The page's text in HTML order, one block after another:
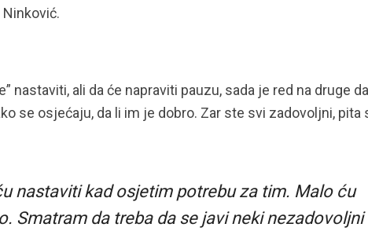
nastaviti, ali da će napraviti pauzu, sada je red na druge
se osjećaju, da li im je dobro. Zar ste svi zadovoljni, pita
nastaviti kad osjetim potrebu za tim. Malo ću
Smatram da treba da se javi neki nezadovoljni